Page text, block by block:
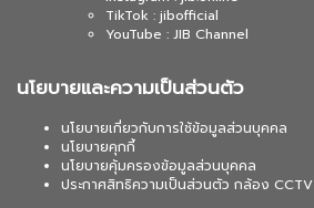
TikTok : jibofficial
YouTube : JIB Channel
นโยบายและความเป็นส่วนตัว
นโยบายเกี่ยวกับการใช้ข้อมูลส่วนบุคคล
นโยบายคุกกี้
นโยบายคุ้มครองข้อมูลส่วนบุคคล
ประกาศสิทธิความเป็นส่วนตัว กล้อง CCTV